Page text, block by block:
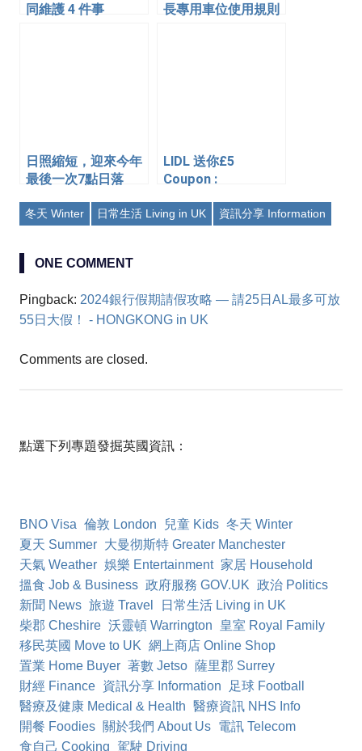
同維護 4 件事
長專用車位使用規則
日照縮短，迎來今年
最後一次7點日落
LIDL 送你£5
Coupon :
冬天 Winter 日常生活 Living in UK 資訊分享 Information
ONE COMMENT
Pingback: 2024銀行假期請假攻略 — 請25日AL最多可放
55日大假！ - HONGKONG in UK
Comments are closed.
點選下列專題發掘英國資訊：
BNO Visa 倫敦 London 兒童 Kids 冬天 Winter
夏天 Summer 大曼彻斯特 Greater Manchester
天氣 Weather 娛樂 Entertainment 家居 Household
搵食 Job & Business 政府服務 GOV.UK 政治 Politics
新聞 News 旅遊 Travel
日常生活 Living in UK
柴郡 Cheshire 沃靈頓 Warrington
皇室 Royal Family
移民英國 Move to UK 網上商店 Online Shop
置業 Home Buyer 著數 Jetso 薩里郡 Surrey
財經 Finance 資訊分享 Information
足球 Football
醫療及健康 Medical & Health 醫療資訊 NHS Info
開餐 Foodies 關於我們 About Us 電訊 Telecom
食自己 Cooking
駕駛 Driving